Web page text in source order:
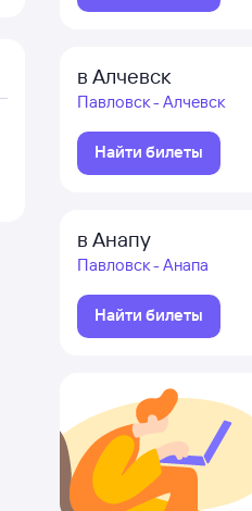
в Алчевск
Павловск - Алчевск
Найти билеты
в Анапу
Павловск - Анапа
Найти билеты